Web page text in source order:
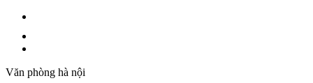
Văn phòng hà nội